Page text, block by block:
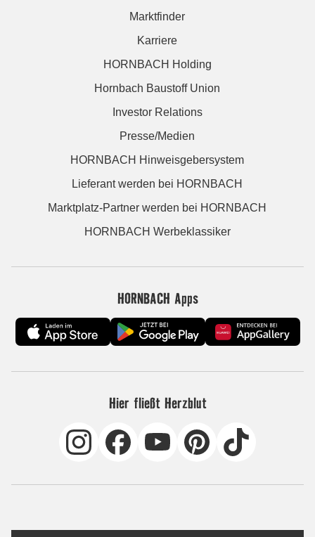
Marktfinder
Karriere
HORNBACH Holding
Hornbach Baustoff Union
Investor Relations
Presse/Medien
HORNBACH Hinweisgebersystem
Lieferant werden bei HORNBACH
Marktplatz-Partner werden bei HORNBACH
HORNBACH Werbeklassiker
HORNBACH Apps
Hier fließt Herzblut